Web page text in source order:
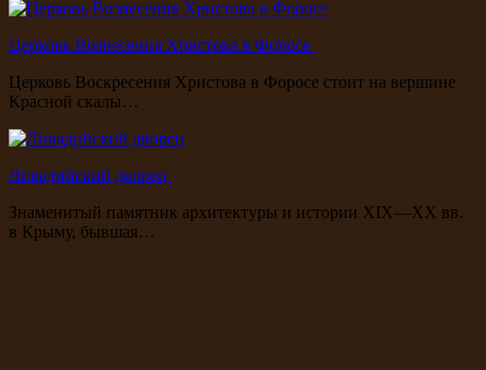
Церковь Вознесения Христова в Форосе
Церковь Воскресения Христова в Форосе стоит на вершине
Красной скалы…
Ливадийский дворец
Знаменитый памятник архитектуры и истории XIX—XX вв.
в Крыму, бывшая…